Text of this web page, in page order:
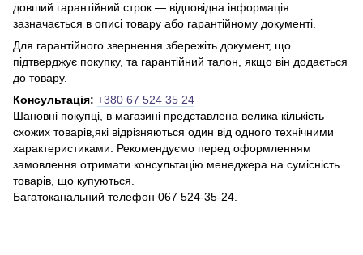
довший гарантійний строк — відповідна інформація
зазначається в описі товару або гарантійному документі.
Для гарантійного звернення збережіть документ, що
підтверджує покупку, та гарантійний талон, якщо він додається
до товару.
Консультація: +380 67 524 35 24
Шановні покупці, в магазині представлена ​​велика кількість
схожих товарів,які відрізняються один від одного технічними
характеристиками. Рекомендуємо перед оформленням
замовлення отримати консультацію менеджера на сумісність
товарів, що купуються.
Багатоканальний телефон 067 524-35-24.